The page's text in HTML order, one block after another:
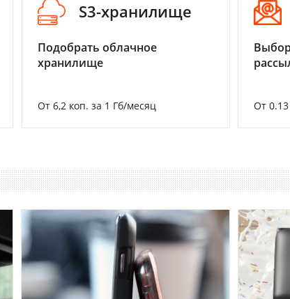
S3-хранилище
Подобрать облачное
хранилище
От 6,2 коп. за 1 Гб/месяц От